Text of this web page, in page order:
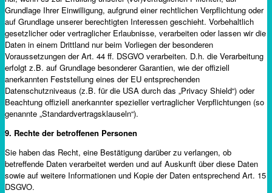
Grundlage Ihrer Einwilligung, aufgrund einer rechtlichen Verpflichtung oder
auf Grundlage unserer berechtigten Interessen geschieht. Vorbehaltlich
gesetzlicher oder vertraglicher Erlaubnisse, verarbeiten oder lassen wir die
Daten in einem Drittland nur beim Vorliegen der besonderen
Voraussetzungen der Art. 44 ff. DSGVO verarbeiten. D.h. die Verarbeitung
erfolgt z.B. auf Grundlage besonderer Garantien, wie der offiziell
anerkannten Feststellung eines der EU entsprechenden
Datenschutzniveaus (z.B. für die USA durch das „Privacy Shield“) oder
Beachtung offiziell anerkannter spezieller vertraglicher Verpflichtungen (so
genannte „Standardvertragsklauseln“).
9. Rechte der betroffenen Personen
Sie haben das Recht, eine Bestätigung darüber zu verlangen, ob
betreffende Daten verarbeitet werden und auf Auskunft über diese Daten
sowie auf weitere Informationen und Kopie der Daten entsprechend Art. 15
DSGVO.